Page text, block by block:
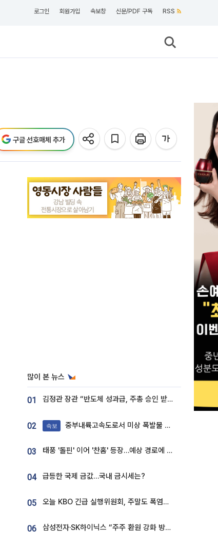
로그인 회원가입 속보창 신문/PDF 구독 RSS
구글 선호매체 추가
많이 본 뉴스
01 김정관 장관 “반도체 성과급, 주총 승인 받도록”…상법·자본시장법 개정 시사
02 속보 중부내륙고속도로서 미상 폭발물 발견
03 태풍 '돌핀' 이어 '찬홈' 등장…예상 경로에 한국 '한숨'
04 급등한 국제 금값…국내 금시세는?
05 오늘 KBO 긴급 실행위원회, 주말도 폭염취소 될까
06 삼성전자·SK하이닉스 “주주 환원 강화 방안 마련”